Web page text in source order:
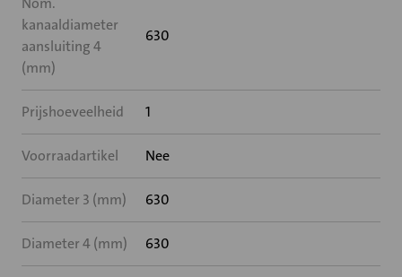
kanaaldiameter
aansluiting 4
(mm)
630
Prijshoeveelheid 1
Voorraadartikel Nee
Diameter 3 (mm) 630
Diameter 4 (mm) 630